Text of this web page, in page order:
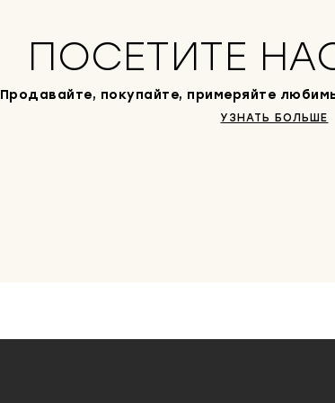
ПОСЕТИТЕ
Продавайте, покупайте, примеряйте
УЗНАТЬ БОЛЬШЕ